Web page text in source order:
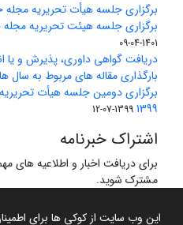
این وب سایت از کوکی ها برای
برگزاری جلسه هیأت تحریریه
برگزاری جلسه هیئت تحریریه مجله
1401-04-09
دریافت گواهی داوری، پذیرش و یا
بارگذاری مقاله های مربوط به سال های 1370 تا
برگزاری دومین جلسه هیأت
1399
1399-07-12
اشتراک خبرنامه
برای دریافت اخبار و اطلاعیه های
مشترک شوید.